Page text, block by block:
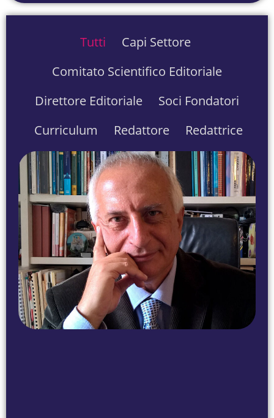
Tutti
Capi Settore
Comitato Scientifico Editoriale
Direttore Editoriale
Soci Fondatori
Curriculum
Redattore Redattrice